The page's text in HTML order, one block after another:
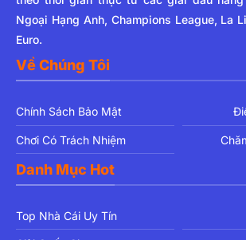
Ngoại Hạng Anh, Champions League, La
Euro.
Về Chúng Tôi
Chính Sách Bảo Mật
Chơi Có Trách Nhiệm
Danh Mục Hot
Top Nhà Cái Uy Tín